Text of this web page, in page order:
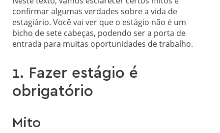
confirmar algumas verdades sobre a vida de
estagiário. Você vai ver que o estágio não é um
bicho de sete cabeças, podendo ser a porta de
entrada para muitas oportunidades de trabalho.
1. Fazer estágio é
obrigatório
Mito